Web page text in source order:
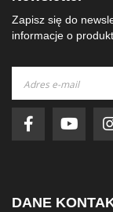
Zapisz się do
informacje o
nasz
newsletter:
DANE